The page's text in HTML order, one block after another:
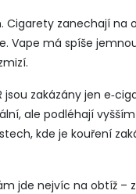
Cigarety zanechají na
Vape má spíše
zakázány jen
ale podléhají
kde je kouření
jde nejvíc na obtíž –